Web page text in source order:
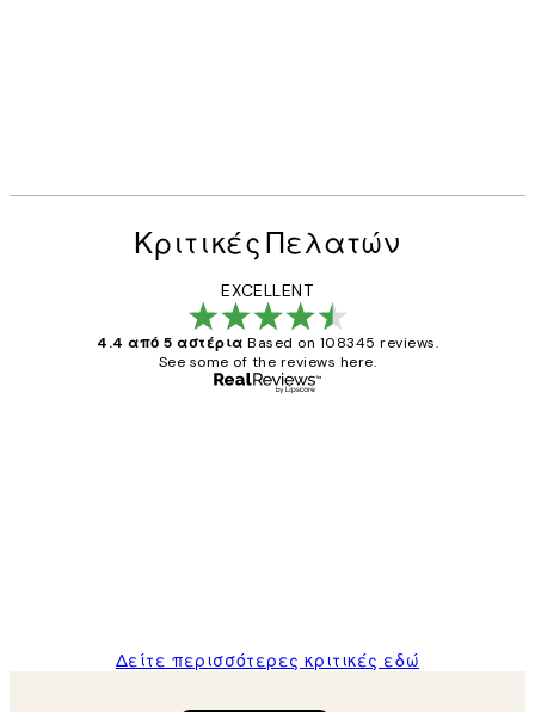
Κριτικές Πελατών
EXCELLENT
4.4 από 5 αστέρια Based on 108345 reviews.
See some of the reviews here.
Δείτε περισσότερες κριτικές εδώ